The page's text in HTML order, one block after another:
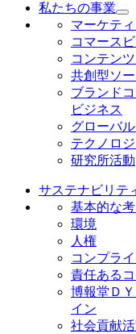
私たちの事業
マーケテ
コマース
コンテン
共創型ソ
ブランド
ビジネス
グローバ
テクノロ
研究所活動
サステナビリテ
基本的な
環境
人権
コンプラ
責任ある
博報堂Ｄ
イン
社会貢献